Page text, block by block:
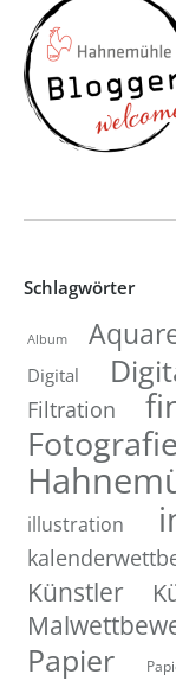
Schlagwörter
Album
Digital
Filtration
Fotografie
illustration
Künstler
Papier